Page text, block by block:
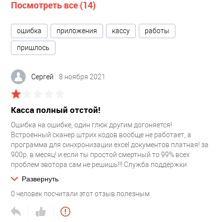
Посмотреть все (14)
ошибка приложения кассу работы
пришлось
Сергей 8 ноября 2021
Касса полный отстой!
Ошибка на ошибке, один глюк другим догоняется!
Встроенный сканер штрих кодов вообще не работает, а
программа для синхронизации excel документов платная! за
900р. в месяц! и если ты простой смертный то 99% всех
проблем эвотора сам не решишь!!! Служба поддержки
Развернуть
0 человек посчитали этот отзыв полезным